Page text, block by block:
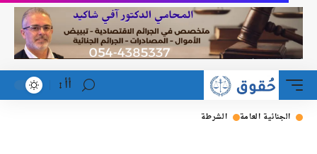
أأ
العامة الشرطة